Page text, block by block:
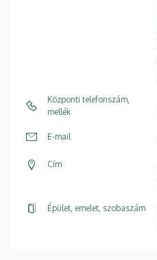
Központi telefonszám,
mellék
E-mail
Cím
Épület, emelet, szobaszám